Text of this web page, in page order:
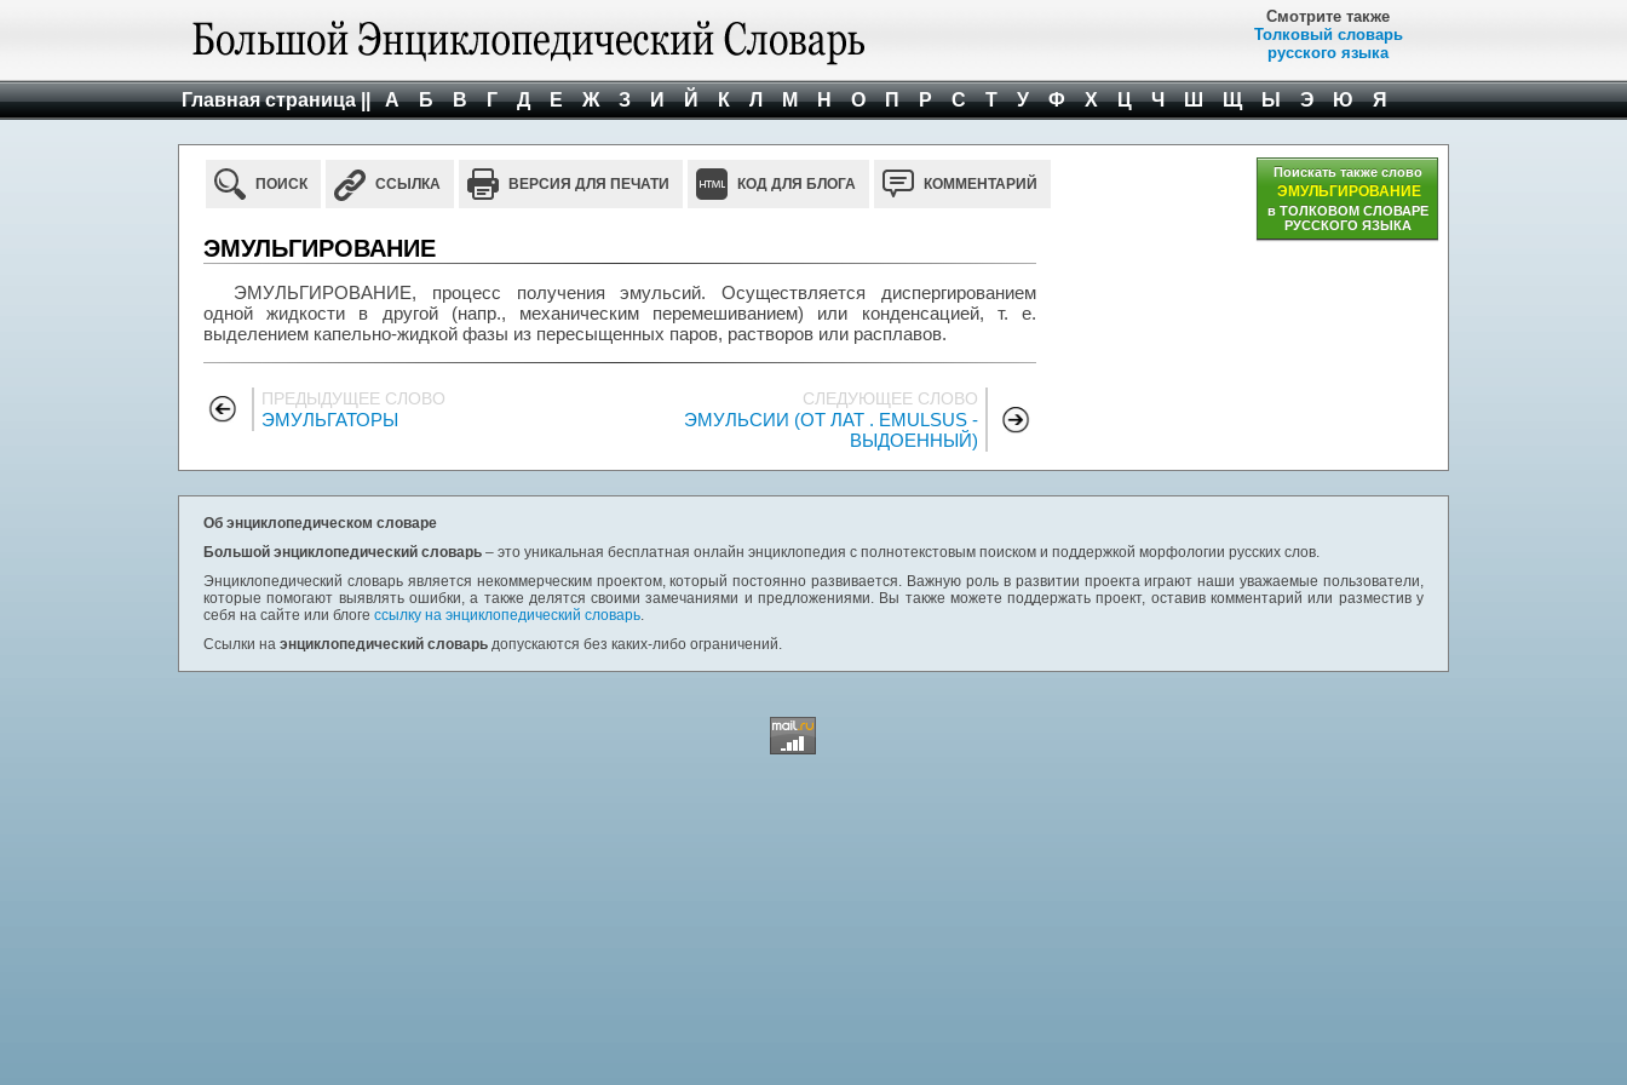
Смотрите также
Толковый словарь
русского языка
Главная страница || А Б В Г Д Е Ж З И Й К Л М Н О П Р С Т У Ф Х Ц Ч Ш Щ Ы Э Ю Я
ПОИСК ССЫЛКА ВЕРСИЯ ДЛЯ ПЕЧАТИ КОД ДЛЯ БЛОГА КОММЕНТАРИЙ
ЭМУЛЬГИРОВАНИЕ
ЭМУЛЬГИРОВАНИЕ, процесс получения эмульсий. Осуществляется диспергированием
одной жидкости в другой (напр., механическим перемешиванием) или конденсацией, т. е.
выделением капельно-жидкой фазы из пересыщенных паров, растворов или расплавов.
ПРЕДЫДУЩЕЕ СЛОВО
ЭМУЛЬГАТОРЫ
СЛЕДУЮЩЕЕ СЛОВО
ЭМУЛЬСИИ (ОТ ЛАТ . EMULSUS -
ВЫДОЕННЫЙ)
Поискать также слово
ЭМУЛЬГИРОВАНИЕ
в ТОЛКОВОМ СЛОВАРЕ
РУССКОГО ЯЗЫКА
Об энциклопедическом словаре
Большой энциклопедический словарь – это уникальная бесплатная онлайн энциклопедия с полнотекстовым поиском и поддержкой морфологии русских слов.
Энциклопедический словарь является некоммерческим проектом, который постоянно развивается. Важную роль в развитии проекта играют наши уважаемые пользователи,
которые помогают выявлять ошибки, а также делятся своими замечаниями и предложениями. Вы также можете поддержать проект, оставив комментарий или разместив у
себя на сайте или блоге ссылку на энциклопедический словарь.
Ссылки на энциклопедический словарь допускаются без каких-либо ограничений.